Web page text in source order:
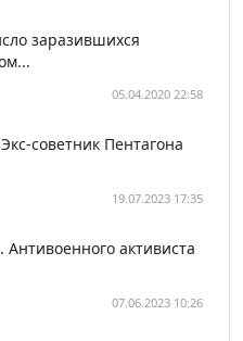
заразившихся
05.04.2020 22:58
советник Пентагона
19.07.2023 17:35
Антивоенного активиста
07.06.2023 10:26